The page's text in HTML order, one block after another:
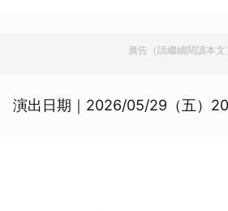
廣告（請繼續閱讀本文
演出日期｜2026/05/29（五）